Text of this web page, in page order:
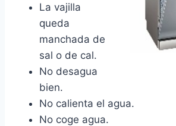
La vajilla
queda
manchada de
sal o de cal.
No desagua
bien.
No calienta el agua.
No coge agua.